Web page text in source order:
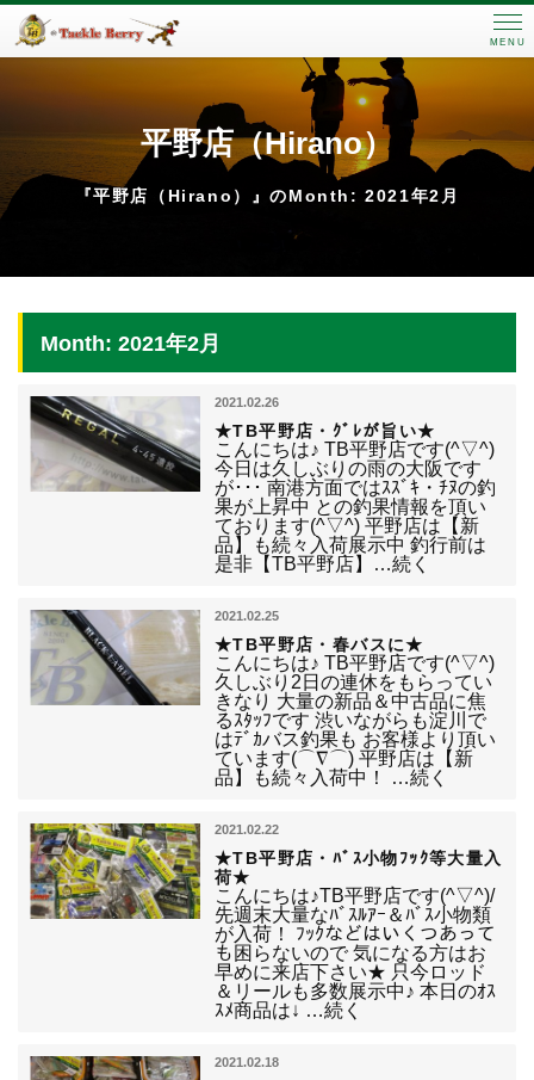
MENU
平野店（Hirano）
『平野店（Hirano）』のMonth: 2021年2月
Month: 2021年2月
2021.02.26
★TB平野店・ｸﾞﾚが旨い★
こんにちは♪ TB平野店です(^▽^)
今日は久しぶりの雨の大阪です
が･･･ 南港方面ではｽｽﾞｷ・ﾁﾇの釣
果が上昇中 との釣果情報を頂い
ております(^▽^) 平野店は【新
品】も続々入荷展示中 釣行前は
是非【TB平野店】…続く
2021.02.25
★TB平野店・春バスに★
こんにちは♪ TB平野店です(^▽^)
久しぶり2日の連休をもらってい
きなり 大量の新品＆中古品に焦
るｽﾀｯﾌです 渋いながらも淀川で
はﾃﾞｶバス釣果も お客様より頂い
ています(⌒∇⌒) 平野店は【新
品】も続々入荷中！ …続く
2021.02.22
★TB平野店・ﾊﾞｽ小物ﾌｯｸ等大量入
荷★
こんにちは♪TB平野店です(^▽^)/
先週末大量なﾊﾞｽﾙｱｰ＆ﾊﾞｽ小物類
が入荷！ ﾌｯｸなどはいくつあって
も困らないので 気になる方はお
早めに来店下さい★ 只今ロッド
＆リールも多数展示中♪ 本日のｵｽ
ｽﾒ商品は↓ …続く
2021.02.18